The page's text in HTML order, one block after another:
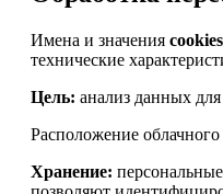
Имена и значения cookies
технические
Цель: анализ данных
Расположение облачного
Хранение: